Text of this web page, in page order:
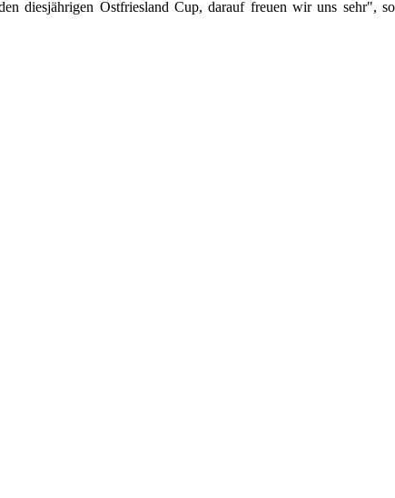
diesjährigen Ostfriesland Cup, darauf freuen wir uns sehr", so